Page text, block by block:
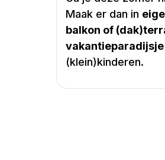
Maak er dan in
balkon of
vakantieparadijsje
(klein)kinderen.